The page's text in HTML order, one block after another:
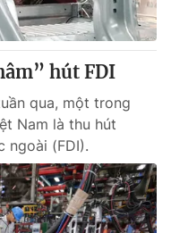
hút FDI
qua, một trong
Nam là thu hút
ngoài (FDI).